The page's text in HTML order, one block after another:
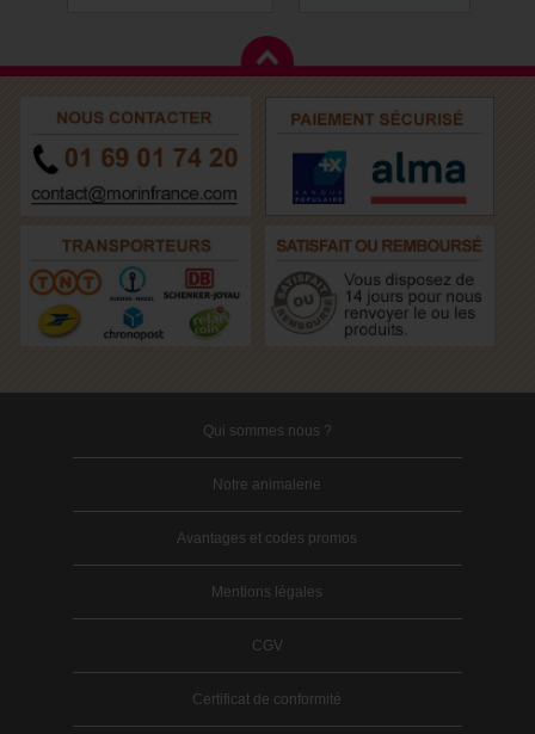
Qui sommes nous ?
Notre animalerie
Avantages et codes promos
Mentions légales
CGV
Certificat de conformité